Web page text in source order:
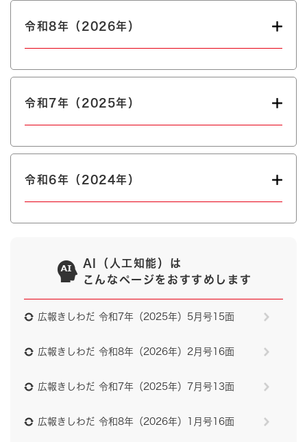
令和8年（2026年）
令和7年（2025年）
令和6年（2024年）
AI（人工知能）は
こんなページをおすすめします
広報きしわだ 令和7年（2025年）5月号15面
広報きしわだ 令和8年（2026年）2月号16面
広報きしわだ 令和7年（2025年）7月号13面
広報きしわだ 令和8年（2026年）1月号16面